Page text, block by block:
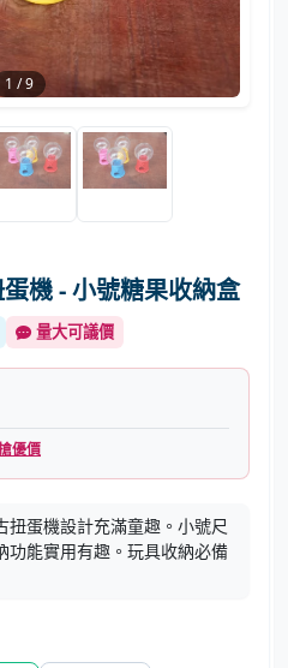
1 /9
蛋機 - 小號糖果收納盒
量大可議價
優價
扭蛋機設計充滿童趣。小號尺
功能實用有趣。玩具收納必備